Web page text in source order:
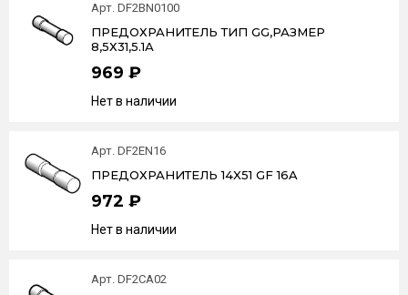
Арт. DF2BN0100
ПРЕДОХРАНИТЕЛЬ ТИП GG,РАЗМЕР
8,5Х31,5.1А
969 ₽
Нет в наличии
Арт. DF2EN16
ПРЕДОХРАНИТЕЛЬ 14X51 GF 16A
972 ₽
Нет в наличии
Арт. DF2CA02